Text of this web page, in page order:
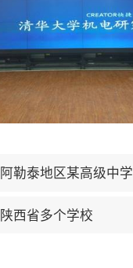
阿勒泰地区某高级中学
陕西省多个学校